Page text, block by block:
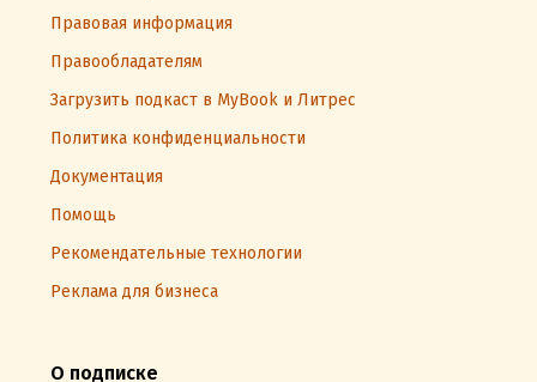
Правовая информация
Правообладателям
Загрузить подкаст в MyBook и Литрес
Политика конфиденциальности
Документация
Помощь
Рекомендательные технологии
Реклама для бизнеса
О подписке